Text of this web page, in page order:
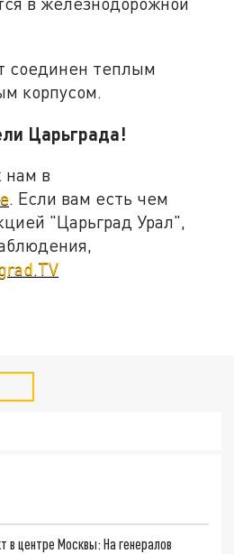
соединен теплым
корпусом.
Царьграда!
нам в
. Если вам есть чем
"Царьград Урал",
в центре Москвы: На генералов